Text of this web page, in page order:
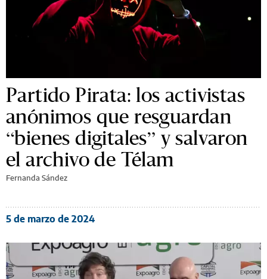
Partido Pirata: los activistas
anónimos que resguardan
“bienes digitales” y salvaron
el archivo de Télam
Fernanda Sández
5 de marzo de 2024